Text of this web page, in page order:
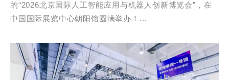
的“2026北京国际人工智能应用与机器人创新博览会”，在
中国国际展览中心朝阳馆圆满举办！...